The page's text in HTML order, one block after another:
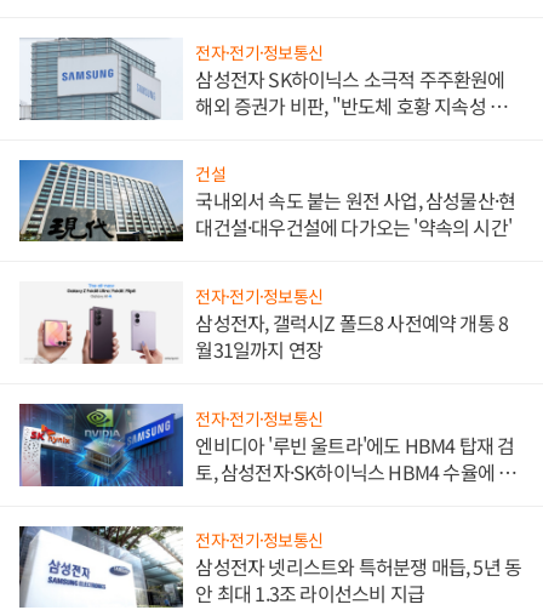
전자·전기·정보통신
삼성전자 SK하이닉스 소극적 주주환원에
해외 증권가 비판, "반도체 호황 지속성 의
건설
국내외서 속도 붙는 원전 사업, 삼성물산·현
대건설·대우건설에 다가오는 '약속의 시간'
전자·전기·정보통신
삼성전자, 갤럭시Z 폴드8 사전예약 개통 8
월31일까지 연장
전자·전기·정보통신
엔비디아 '루빈 울트라'에도 HBM4 탑재 검
토, 삼성전자·SK하이닉스 HBM4 수율에 주
전자·전기·정보통신
삼성전자 넷리스트와 특허분쟁 매듭, 5년 동
안 최대 1.3조 라이선스비 지급